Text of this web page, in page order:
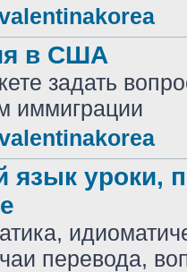
в США
задать
иммиграции
язык уроки,
перевода,